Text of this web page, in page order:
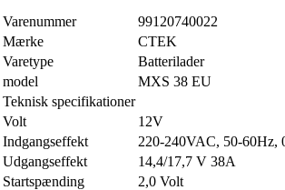
Varenummer
99120740022
Mærke
CTEK
Varetype
Batterilader
model
MXS 38 EU
Teknisk specifikationer
Volt
12V
Indgangseffekt
220-240VAC, 50-60Hz,
Udgangseffekt
14,4/17,7 V 38A
Startspænding
2,0 Volt